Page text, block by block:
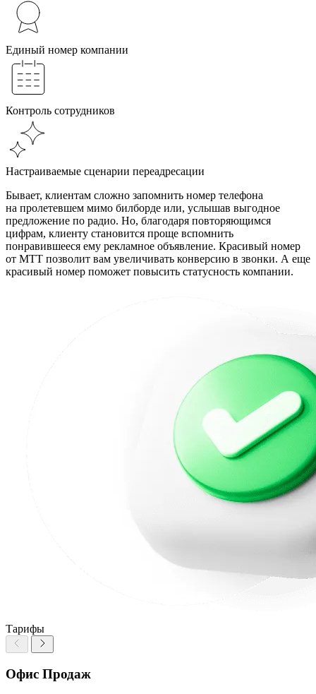
Единый номер компании
Контроль сотрудников
Настраиваемые сценарии переадресации
Бывает, клиентам сложно запомнить номер телефона
на пролетевшем мимо билборде или, услышав выгодное
предложение по радио. Но, благодаря повторяющимся
цифрам, клиенту становится проще вспомнить
понравившееся ему рекламное объявление. Красивый номер
от МТТ позволит вам увеличивать конверсию в звонки. А еще
красивый номер поможет повысить статусность компании.
Тарифы
Офис Продаж